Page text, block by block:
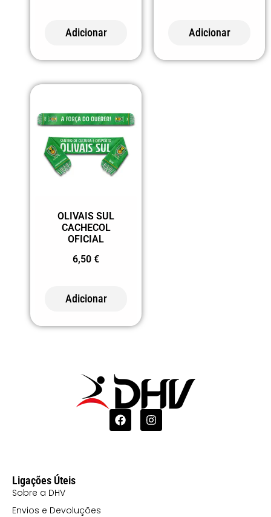
Adicionar Adicionar
OLIVAIS SUL
CACHECOL
OFICIAL
6,50 €
Adicionar
Ligações Úteis
Sobre a DHV
Envios e Devoluções